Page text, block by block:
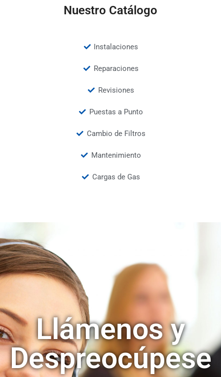
Nuestro Catálogo
Instalaciones
Reparaciones
Revisiones
Puestas a Punto
Cambio de Filtros
Mantenimiento
Cargas de Gas
Llámenos y
Despreocúpese